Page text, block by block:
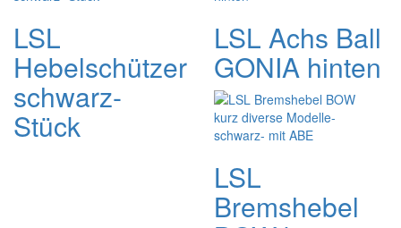
LSL
Hebelschützer
schwarz-
Stück
LSL Achs Ball
GONIA hinten
LSL
Bremshebel